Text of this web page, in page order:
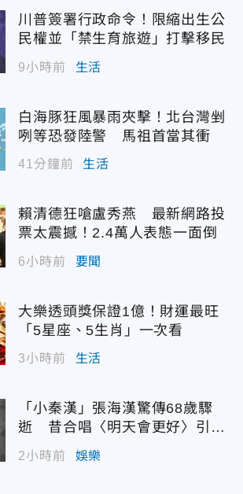
川普簽署行政命令！限縮出生公
民權並「禁生育旅遊」打擊移民
9小時前 生活
白海豚狂風暴雨夾擊！北台灣剉
咧等恐發陸警 馬祖首當其衝
41分鐘前 生活
賴清德狂嗆盧秀燕 最新網路投
票太震撼！2.4萬人表態一面倒
6小時前 要聞
大樂透頭獎保證1億！財運最旺
「5星座、5生肖」一次看
3小時前 生活
「小秦漢」張海漢驚傳68歲驟
逝 昔合唱〈明天會更好〉引追
憶
2小時前 娛樂